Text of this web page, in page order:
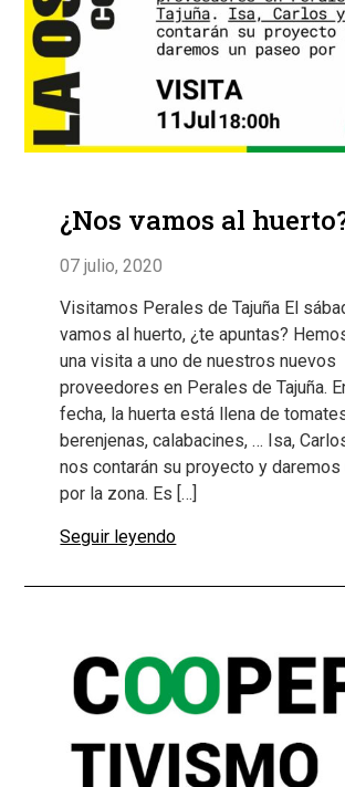
¿Nos vamos al
07 julio, 2020
Visitamos Perales de Tajuña El
vamos al huerto, ¿te apuntas?
una visita a uno de nuestros nuevos
proveedores en Perales de Tajuña.
fecha, la huerta está llena de
berenjenas, calabacines, … Isa,
nos contarán su proyecto y daremos
por la zona. Es […]
Seguir leyendo